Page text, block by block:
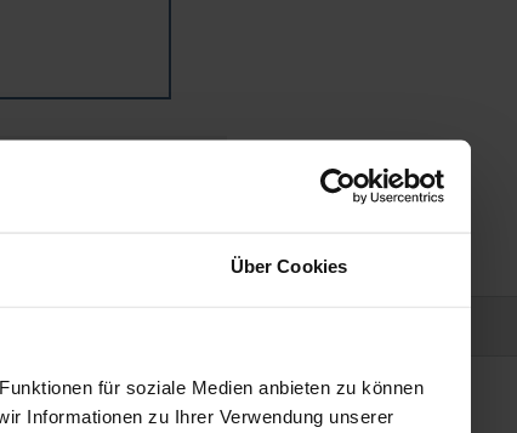
Über Cookies
für soziale Medien anbieten zu können
Informationen zu Ihrer Verwendung unserer